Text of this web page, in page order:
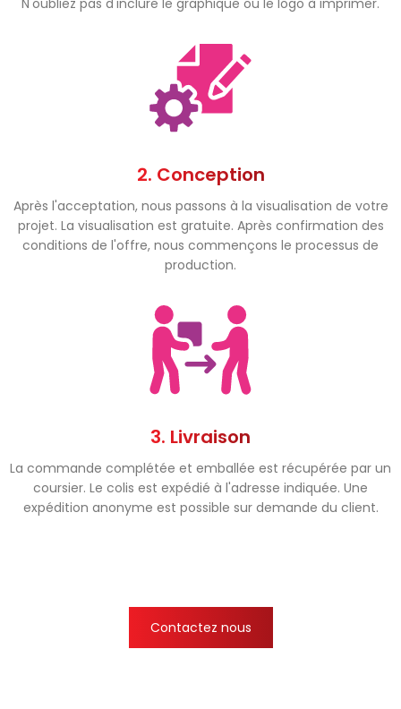
2. Conception
Après l'acceptation, nous passons à la visualisation de votre
projet. La visualisation est gratuite. Après confirmation des
conditions de l'offre, nous commençons le processus de
production.
3. Livraison
La commande complétée et emballée est récupérée par un
coursier. Le colis est expédié à l'adresse indiquée. Une
expédition anonyme est possible sur demande du client.
Contactez nous